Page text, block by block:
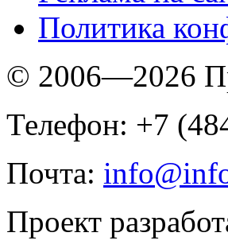
Политика
© 2006—2026
Телефон: +7
Почта:
Проект